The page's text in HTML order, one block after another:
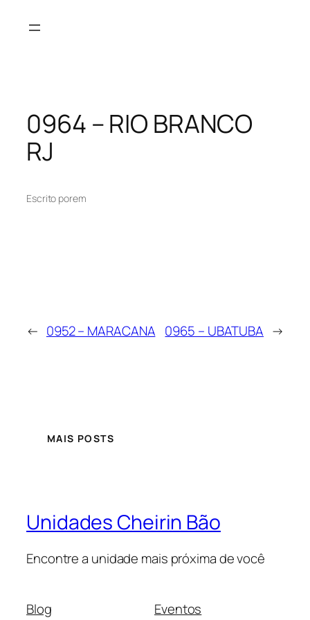
para
0964 – RIO BRANCO
RJ
Escrito porem
← 0952 – MARACANA 0965 – UBATUBA →
MAIS POSTS
Unidades Cheirin Bão
Encontre a unidade mais próxima de você
Blog
Eventos